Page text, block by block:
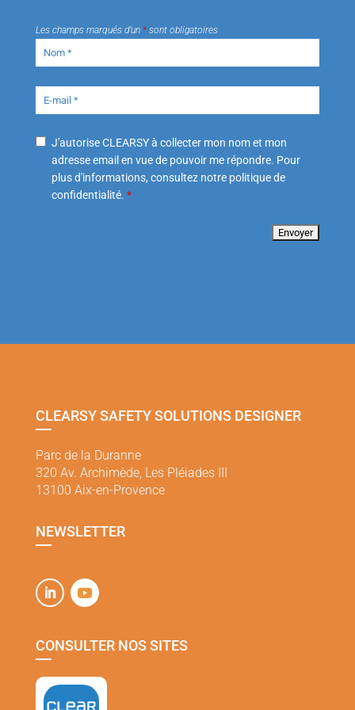
Les champs marqués d’un *sont obligatoires
J'autorise CLEARSY à collecter mon nom et mon
adresse email en vue de pouvoir me répondre. Pour
plus d'informations, consultez notre politique de
confidentialité. *
CLEARSY SAFETY SOLUTIONS DESIGNER
Parc de la Duranne
320 Av. Archimède, Les Pléiades III
13100 Aix-en-Provence
NEWSLETTER
CONSULTER NOS SITES